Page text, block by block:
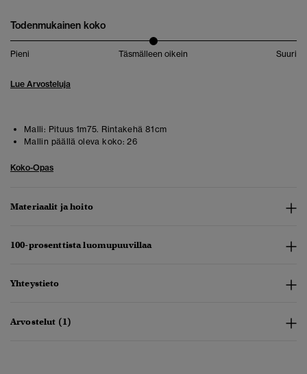
Todenmukainen koko
Pieni Täsmälleen oikein Suuri
Lue Arvosteluja
Malli: Pituus 1m75. Rintakehä 81cm
Mallin päällä oleva koko: 26
Koko-Opas
Materiaalit ja hoito
100-prosenttista luomupuuvillaa
Yhteystieto
Arvostelut (1)